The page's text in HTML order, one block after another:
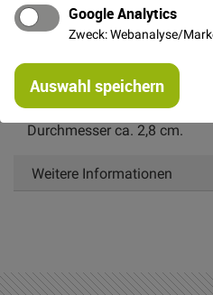
Google Analytics
Zweck: Webanalyse/
Auswahl speichern
Details
Altrosa Perlmuttknopf mit
Durchmesser ca. 2,8 cm.
Weitere Informationen